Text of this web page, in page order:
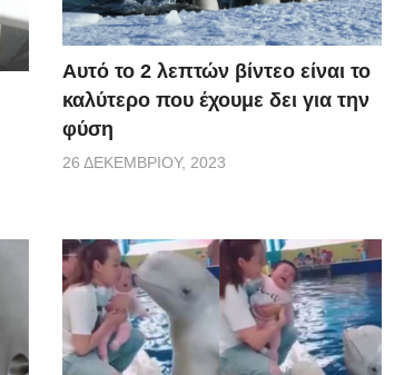
Αυτό το 2 λεπτών βίντεο είναι το
καλύτερο που έχουμε δει για την
φύση
26 ΔΕΚΕΜΒΡΊΟΥ, 2023